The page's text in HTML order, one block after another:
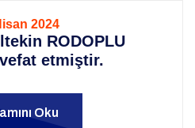
2024
RODOPLU
vefat etmiştir.
Oku